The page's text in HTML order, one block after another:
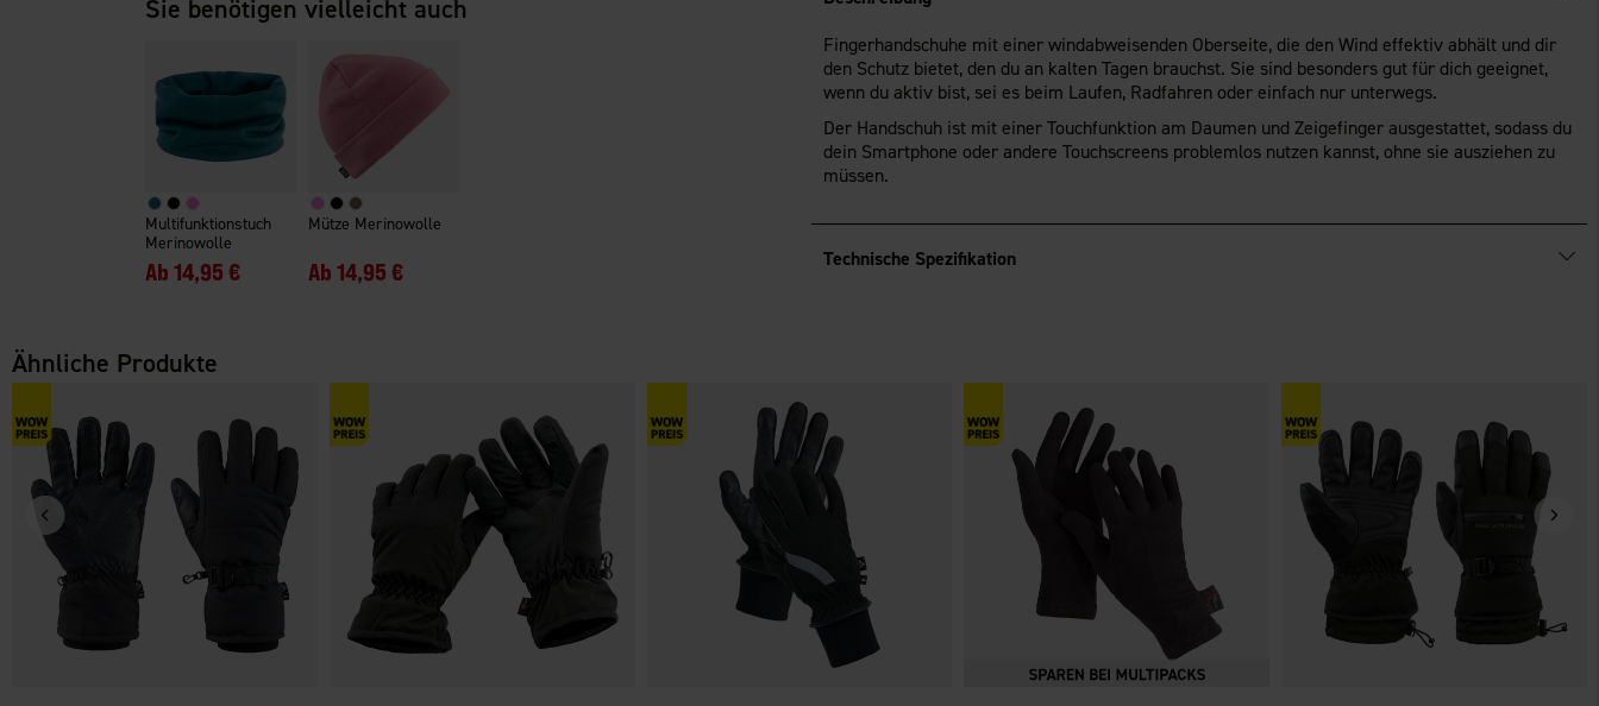
Sie benötigen vielleicht auch
Multifunktionstuch
Merinowolle
Ab 14,95 €
Mütze Merinowolle
Ab14,95 €
Fingerhandschuhe mit einer windabweisenden Oberseite, die den Wind effektiv abhält und dir
den Schutz bietet, den du an kalten Tagen brauchst. Sie sind besonders gut für dich geeignet,
wenn du aktiv bist, sei es beim Laufen, Radfahren oder einfach nur unterwegs.
Der Handschuh ist mit einer Touchfunktion am Daumen und Zeigefinger ausgestattet, sodass du
dein Smartphone oder andere Touchscreens problemlos nutzen kannst, ohne sie ausziehen zu
müssen.
Technische Spezifikation
Ähnliche Produkte